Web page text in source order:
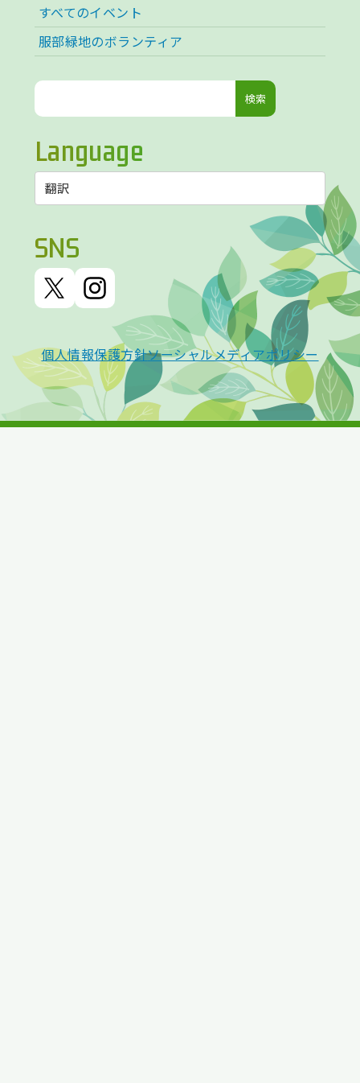
すべてのイベント
服部緑地のボランティア
検
Language
SNS
個人情報保護方針ソーシャルメディアポリシー